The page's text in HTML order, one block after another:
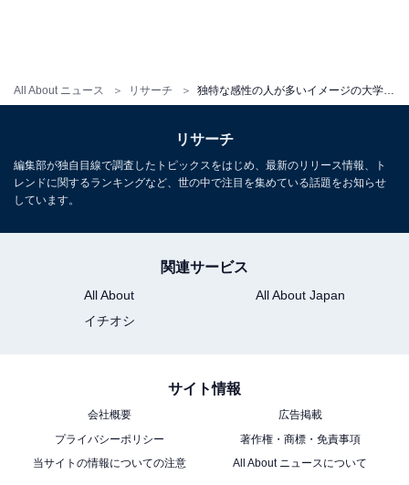
All About ニュース リサーチ 独特な感性の人が多いイメージの大学ランキング！ 2位「東京大学」、1位は？
リサーチ
編集部が独自目線で調査したトピックスをはじめ、最新のリリース情報、ト
レンドに関するランキングなど、世の中で注目を集めている話題をお知らせ
しています。
関連サービス
All About
All About Japan
イチオシ
サイト情報
会社概要
広告掲載
プライバシーポリシー
著作権・商標・免責事項
当サイトの情報についての注意
All About ニュースについて